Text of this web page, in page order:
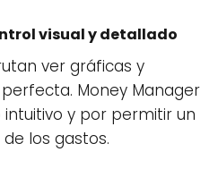
visual y detallado
ver gráficas y
Money Manager
y por permitir un
los gastos.